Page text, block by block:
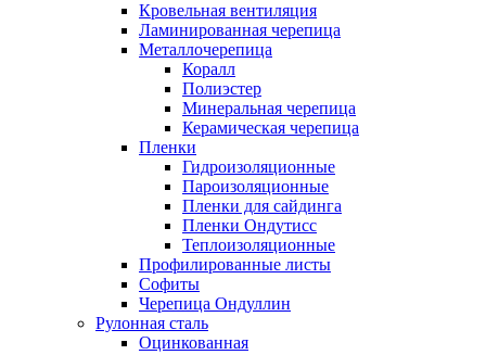
Кровельная вентиляция
Ламинированная черепица
Металлочерепица
Коралл
Полиэстер
Минеральная черепица
Керамическая черепица
Пленки
Гидроизоляционные
Пароизоляционные
Пленки для сайдинга
Пленки Ондутисс
Теплоизоляционные
Профилированные листы
Софиты
Черепица Ондуллин
Рулонная сталь
Оцинкованная